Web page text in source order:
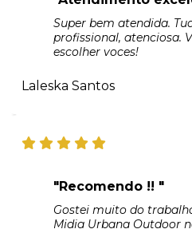
Super bem atendida.
profissional, atenciosa.
escolher voces!
Laleska Santos
"Recomendo !! "
Gostei muito do
Midia Urbana Outdoor